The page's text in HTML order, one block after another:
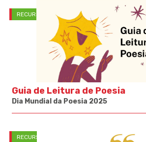
RECURSOS PNL
Guia de Leitura de Poesia
Dia Mundial da Poesia 2025
RECURSOS PNL